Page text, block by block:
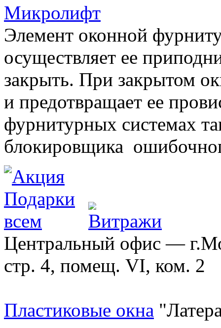
Микролифт
Элемент оконной
осуществляет ее
закрыть. При закрытом
и предотвращает ее
фурнитурных системах
блокировщика
Центральный офис —
стр. 4, помещ. VI, ком. 2
Пластиковые окна